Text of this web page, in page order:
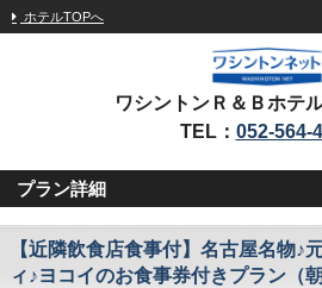
ホテルTOPへ
ワシントンＲ＆Ｂホテ
TEL： 052-564-
プラン詳細
【近隣飲食店食事付】名古屋名物♪
ィ♪ヨコイのお食事券付きプラン（朝